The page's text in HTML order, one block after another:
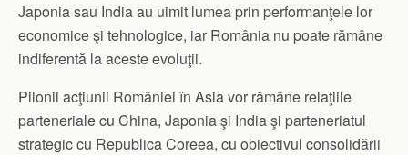
Japonia sau India au uimit lumea prin performanţele lor
economice şi tehnologice, iar România nu poate rămâne
indiferentă la aceste evoluţii.
Pilonii acţiunii României în Asia vor rămâne relaţiile
parteneriale cu China, Japonia şi India şi parteneriatul
strategic cu Republica Coreea, cu obiectivul consolidării